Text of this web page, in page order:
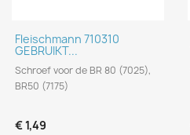
Fleischmann 710310
GEBRUIKT...
Schroef voor de BR 80 (7025),
BR50 (7175)
€ 1,49